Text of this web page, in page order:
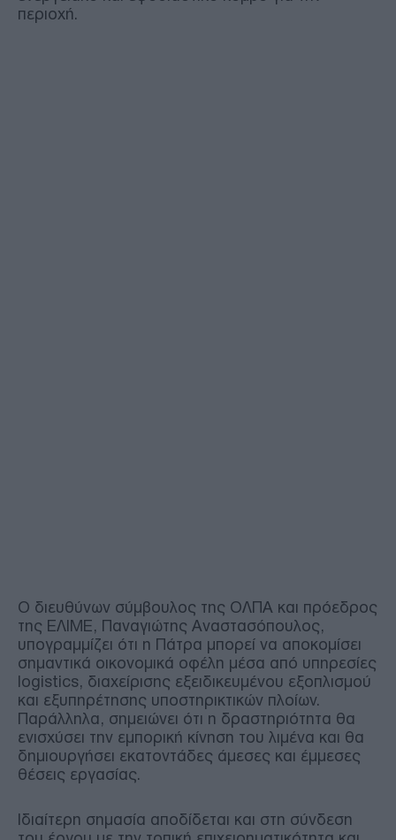
περιοχή.
Ο διευθύνων σύμβουλος της ΟΛΠΑ και πρόεδρος
της ΕΛΙΜΕ, Παναγιώτης Αναστασόπουλος,
υπογραμμίζει ότι η Πάτρα μπορεί να αποκομίσει
σημαντικά οικονομικά οφέλη μέσα από υπηρεσίες
logistics, διαχείρισης εξειδικευμένου εξοπλισμού
και εξυπηρέτησης υποστηρικτικών πλοίων.
Παράλληλα, σημειώνει ότι η δραστηριότητα θα
ενισχύσει την εμπορική κίνηση του λιμένα και θα
δημιουργήσει εκατοντάδες άμεσες και έμμεσες
θέσεις εργασίας.
Ιδιαίτερη σημασία αποδίδεται και στη σύνδεση